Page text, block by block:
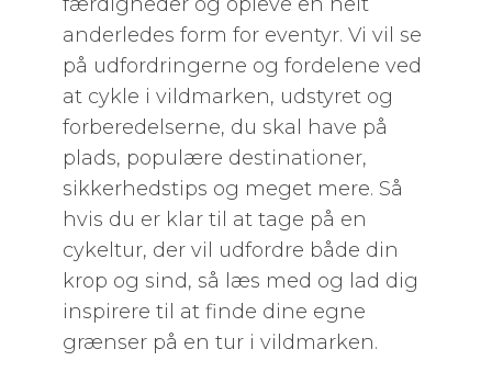
anderledes form for eventyr. Vi vil se
på udfordringerne og fordelene ved
at cykle i vildmarken, udstyret og
forberedelserne, du skal have på
plads, populære destinationer,
sikkerhedstips og meget mere. Så
hvis du er klar til at tage på en
cykeltur, der vil udfordre både din
krop og sind, så læs med og lad dig
inspirere til at finde dine egne
grænser på en tur i vildmarken.